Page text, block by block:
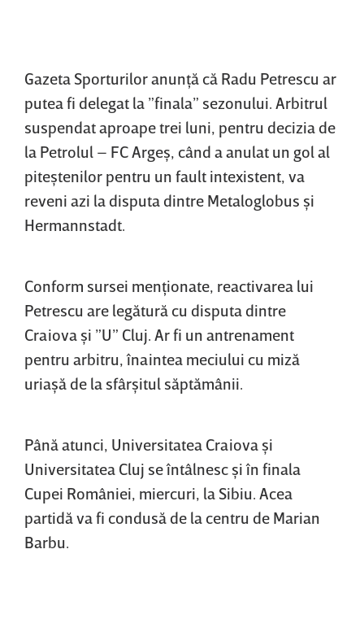
Gazeta Sporturilor anunţă că Radu Petrescu ar
putea fi delegat la ”finala” sezonului. Arbitrul
suspendat aproape trei luni, pentru decizia de
la Petrolul – FC Argeş, când a anulat un gol al
piteştenilor pentru un fault intexistent, va
reveni azi la disputa dintre Metaloglobus şi
Hermannstadt.
Conform sursei menţionate, reactivarea lui
Petrescu are legătură cu disputa dintre
Craiova şi ”U” Cluj. Ar fi un antrenament
pentru arbitru, înaintea meciului cu miză
uriaşă de la sfârşitul săptămânii.
Până atunci, Universitatea Craiova şi
Universitatea Cluj se întâlnesc şi în finala
Cupei României, miercuri, la Sibiu. Acea
partidă va fi condusă de la centru de Marian
Barbu.